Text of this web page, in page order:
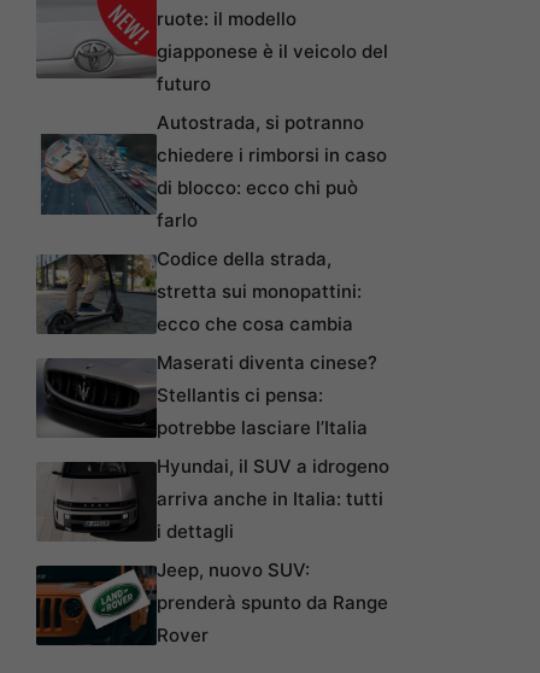
ruote: il modello
giapponese è il veicolo del
futuro
Autostrada, si potranno
chiedere i rimborsi in caso
di blocco: ecco chi può
farlo
Codice della strada,
stretta sui monopattini:
ecco che cosa cambia
Maserati diventa cinese?
Stellantis ci pensa:
potrebbe lasciare l’Italia
Hyundai, il SUV a idrogeno
arriva anche in Italia: tutti
i dettagli
Jeep, nuovo SUV:
prenderà spunto da Range
Rover